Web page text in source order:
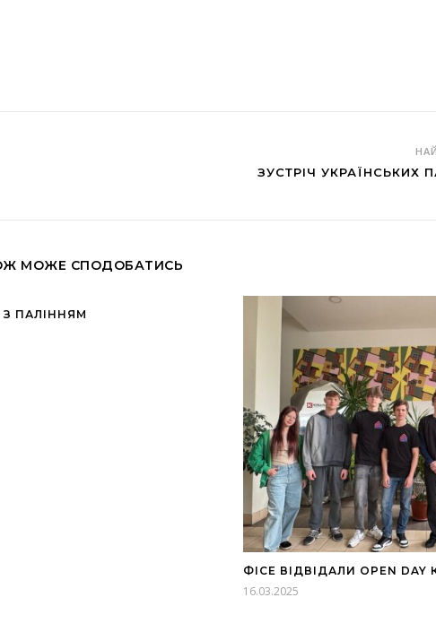
ЗУСТРІЧ УКРАЇНСЬКИХ
МОЖЕ СПОДОБАТИСЬ
ПАЛІННЯМ
ФІСЕ ВІДВІДАЛИ OPEN DAY
16.03.2025